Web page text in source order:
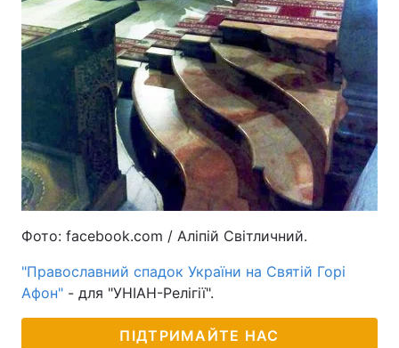
Фото: facebook.com / Аліпій Світличний.
"Православний спадок України на Святій Горі
Афон" - для "УНІАН-Релігії".
ПІДТРИМАЙТЕ НАС